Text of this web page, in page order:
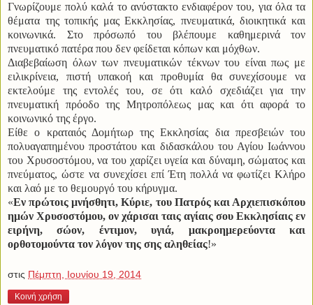
Γνωρίζουμε πολύ καλά το ανύστακτο ενδιαφέρον του, για όλα τα
θέματα της τοπικής μας Εκκλησίας, πνευματικά, διοικητικά και
κοινωνικά. Στο πρόσωπό του βλέπουμε καθημερινά τον
πνευματικό πατέρα που δεν φείδεται κόπων και μόχθων.
Διαβεβαίωση όλων των πνευματικών τέκνων του είναι πως με
ειλικρίνεια, πιστή υπακοή και προθυμία θα συνεχίσουμε να
εκτελούμε της εντολές του, σε ότι καλό σχεδιάζει για την
πνευματική πρόοδο της Μητροπόλεως μας και ότι αφορά το
κοινωνικό της έργο.
Είθε ο κραταιός Δομήτωρ της Εκκλησίας δια πρεσβειών του
πολυαγαπημένου προστάτου και διδασκάλου του Αγίου Ιωάννου
του Χρυσοστόμου, να του χαρίζει υγεία και δύναμη, σώματος και
πνεύματος, ώστε να συνεχίσει επί Έτη πολλά να φωτίζει Κλήρο
και λαό με το θεμουργό του κήρυγμα.
«Εν πρώτοις μνήσθητι, Κύριε, του Πατρός και Αρχιεπισκόπου
ημών Χρυσοστόμου, ον χάρισαι ταις αγίαις σου Εκκλησίαις εν
ειρήνη, σώον, έντιμον, υγιά, μακροημερεύοντα και
ορθοτομούντα τον λόγον της σης αληθείας!»
στις Πέμπτη, Ιουνίου 19, 2014
Κοινή χρήση